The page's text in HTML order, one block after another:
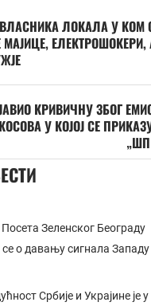
ЛОКАЛА У КОМ
ЕЛЕКТРОШОКЕРИ,
КРИВИЧНУ ЗБОГ
У КОЈОЈ СЕ
Зеленског Београду
о давању сигнала Западу
Србије и Украјине је у